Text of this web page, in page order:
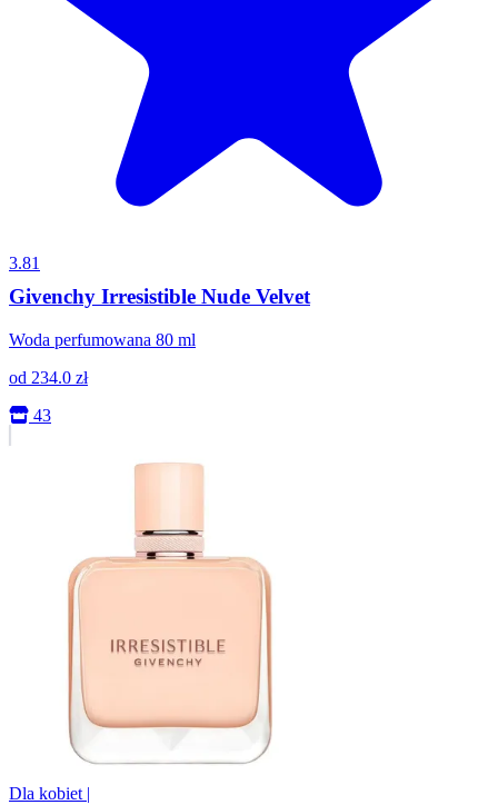
3.81
Givenchy Irresistible Nude Velvet
Woda perfumowana 80 ml
od 234.0 zł
43
Dla kobiet |